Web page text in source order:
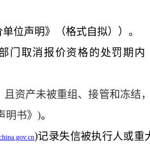
位声明》（格式自拟））。
门取消报价资格的处罚期
资产未被重组、接管和冻结
书》 )。
)记录失信被执行人或重